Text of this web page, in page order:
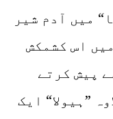
میں آدم شیر
اس کشمکش
پیش کرتے
”ہیولا“ ایک